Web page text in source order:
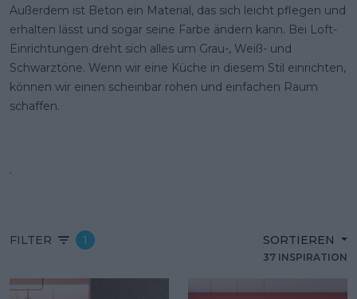
Außerdem ist Beton ein Material, das sich leicht pflegen und
erhalten lässt und sogar seine Farbe ändern kann. Bei Loft-
Einrichtungen dreht sich alles um Grau-, Weiß- und
Schwarztöne. Wenn wir eine Küche in diesem Stil einrichten,
können wir einen scheinbar rohen und einfachen Raum
schaffen.
.
FILTER 1 SORTIEREN
37 INSPIRATION